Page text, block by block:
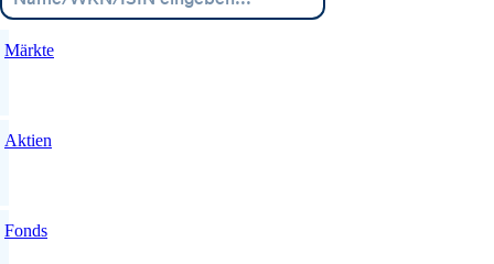
Märkte
Aktien
Fonds